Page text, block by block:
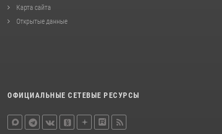
Карта сайта
Открытые данные
ОФИЦИАЛЬНЫЕ СЕТЕВЫЕ РЕСУРСЫ